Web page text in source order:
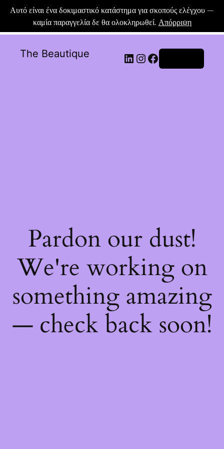
Αυτό είναι ένα δοκιμαστικό κατάστημα για σκοπούς ελέγχου —
καμία παραγγελία δε θα ολοκληρωθεί. Απόρριψη
The Beautique
Pardon our dust!
We're working on
something amazing
— check back soon!